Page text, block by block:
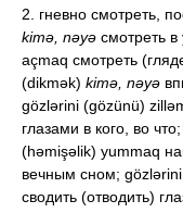
2. гневно смотреть,
kimə, nəyə смотреть в
açmaq смотреть
(dikmək) kimə, nəyə
gözlərini (gözünü)
глазами в кого, во
(həmişəlik) yummaq
вечным сном;
сводить (отводить)